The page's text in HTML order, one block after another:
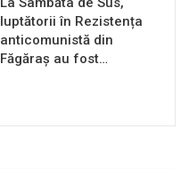
luptătorii în Rezistența
anticomunistă din
Făgăraș au fost…